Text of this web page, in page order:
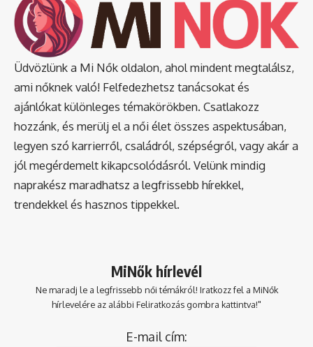
Üdvözlünk a Mi Nők oldalon, ahol mindent megtalálsz,
ami nőknek való! Felfedezhetsz tanácsokat és
ajánlókat különleges témakörökben. Csatlakozz
hozzánk, és merülj el a női élet összes aspektusában,
legyen szó karrierről, családról, szépségről, vagy akár a
jól megérdemelt kikapcsolódásról. Velünk mindig
naprakész maradhatsz a legfrissebb hírekkel,
trendekkel és hasznos tippekkel.
MiNők hírlevél
Ne maradj le a legfrissebb női témákról! Iratkozz fel a MiNők
hírlevelére az alábbi Feliratkozás gombra kattintva!"
E-mail cím: